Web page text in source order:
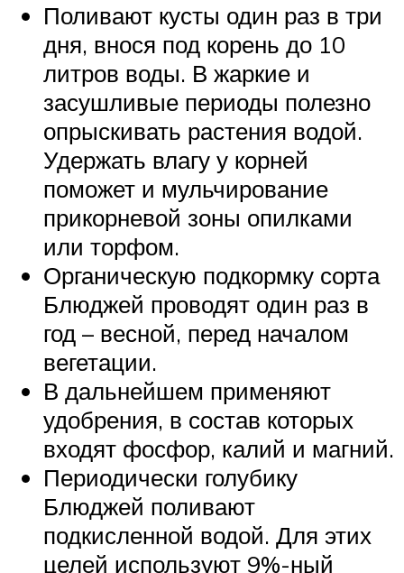
Поливают кусты один раз в три
дня, внося под корень до 10
литров воды. В жаркие и
засушливые периоды полезно
опрыскивать растения водой.
Удержать влагу у корней
поможет и мульчирование
прикорневой зоны опилками
или торфом.
Органическую подкормку сорта
Блюджей проводят один раз в
год – весной, перед началом
вегетации.
В дальнейшем применяют
удобрения, в состав которых
входят фосфор, калий и магний.
Периодически голубику
Блюджей поливают
подкисленной водой. Для этих
целей используют 9%-ный